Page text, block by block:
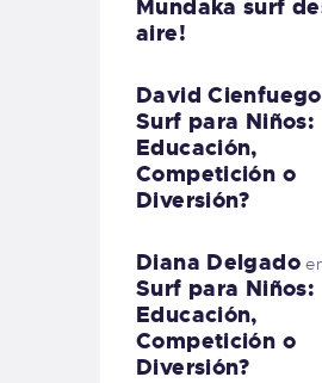
Mundaka surf
aire!
David
Surf para Niños:
Educación,
Competición o
Diversión?
Diana Delgado
Surf para Niños:
Educación,
Competición o
Diversión?